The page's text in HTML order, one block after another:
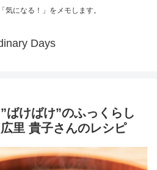
気になる！」をメモします。
Days
ばけばけ”のふっくらし
里 貴子さんのレシピ